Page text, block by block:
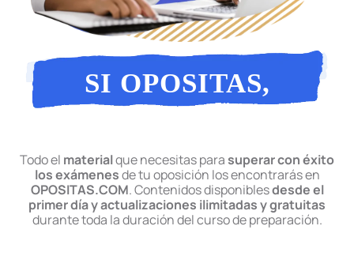
SI OPOSITAS,
OPOSITAS
Todo el materialque necesitas para superar con éxito
los exámenesde tu oposición los encontrarás en
OPOSITAS.COM. Contenidos disponiblesdesde el
primer día y actualizaciones ilimitadas y gratuitas
durante toda la duración del curso de preparación.